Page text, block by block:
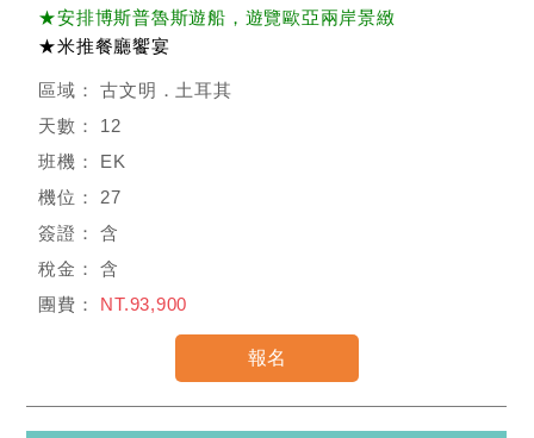
★安排博斯普魯斯遊船，遊覽歐亞兩岸景緻
★米推餐廳饗宴
古文明．土耳其
12
EK
27
含
含
NT.93,900